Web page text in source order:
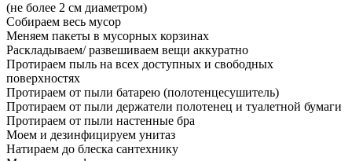
(не более 2 см диаметром)
Собираем весь мусор
Меняем пакеты в мусорных корзинах
Раскладываем/ развешиваем вещи аккуратно
Протираем пыль на всех доступных и свободных
поверхностях
Протираем от пыли батарею (полотенцесушитель)
Протираем от пыли держатели полотенец и туалетной бумаги
Протираем от пыли настенные бра
Моем и дезинфицируем унитаз
Натираем до блеска сантехнику